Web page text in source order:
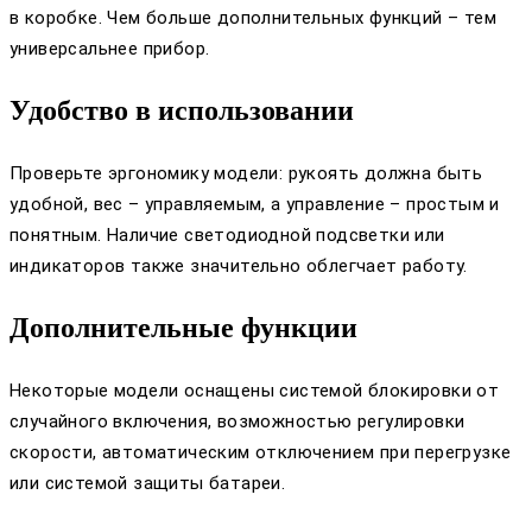
в коробке. Чем больше дополнительных функций – тем
универсальнее прибор.
Удобство в использовании
Проверьте эргономику модели: рукоять должна быть
удобной, вес – управляемым, а управление – простым и
понятным. Наличие светодиодной подсветки или
индикаторов также значительно облегчает работу.
Дополнительные функции
Некоторые модели оснащены системой блокировки от
случайного включения, возможностью регулировки
скорости, автоматическим отключением при перегрузке
или системой защиты батареи.